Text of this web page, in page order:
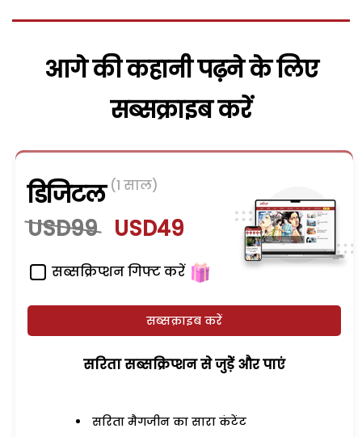
आगे की कहानी पढ़ने के लिए
सब्सक्राइब करें
डिजिटल (1 साल)
USD99 USD49
सब्सक्रिप्शन गिफ्ट करें
सब्सक्राइब करें
सरिता सब्सक्रिप्शन से जुड़ेें और पाएं
सरिता मैगजीन का सारा कंटेंट